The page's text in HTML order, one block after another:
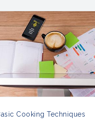
Cooking Techniques